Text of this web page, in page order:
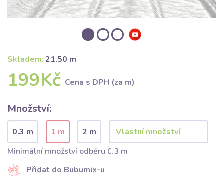
Skladem:21.50 m
199Kč Cena s DPH (za m)
Množství:
0.3 m 1 m
2 m
Minimální množství odběru 0.3 m
Přidat do Bubumix-u